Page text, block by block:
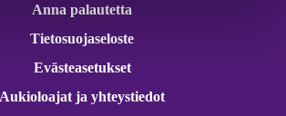
Anna palautetta
Tietosuojaseloste
Evästeasetukset
Aukioloajat ja yhteystiedot